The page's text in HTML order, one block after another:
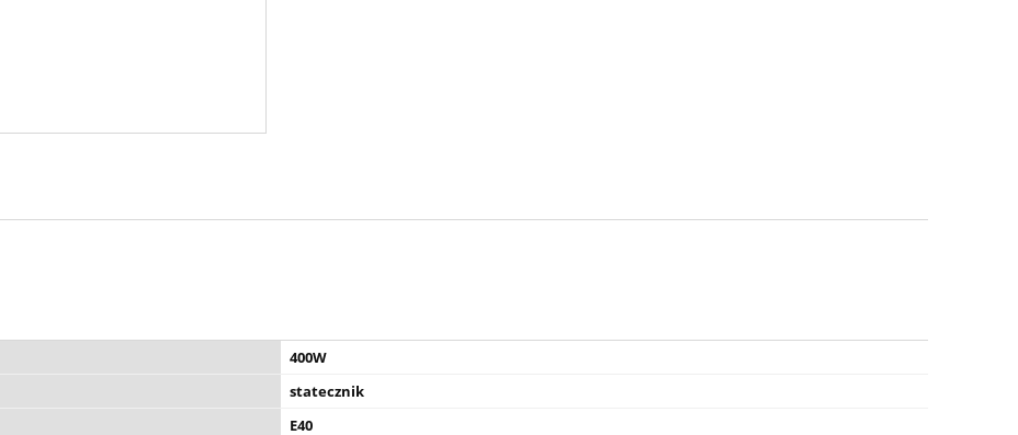
400W
statecznik
E40